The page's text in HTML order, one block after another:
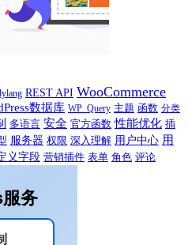
REST API WooCommerce
数据库 WP_Query 主题 函数 分类
多语言 安全 官方函数 性能优化 插
服务器 权限 深入理解 用户中心 用
义字段 营销插件 表单 角色 评论